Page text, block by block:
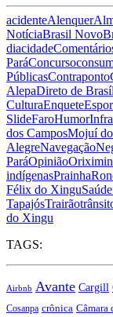
acidenteAlenquer
NotíciaBrasil Novo
diacidade
ParáConcurso
PúblicasContraponto
AlepaDireto de
CulturaEnquete
SlideFaroHumor
dos CamposMojuí
AlegreNavegação
ParáOpinião
indígenasPrainha
Félix do XinguSaúde
TapajósTrairão
do Xingu
TAGS:
Airbnb Avante Cargill
Cosanpa crônica Câmara